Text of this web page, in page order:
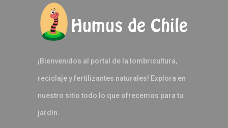
¡Bienvenidos al portal de la lombricultura,
reciclaje y fertilizantes naturales! Explora en
nuestro sitio todo lo que ofrecemos para tu
jardín.